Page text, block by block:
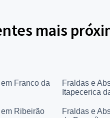
mais
Franco da
Fraldas e
Itapecerica
Ribeirão
Fraldas e